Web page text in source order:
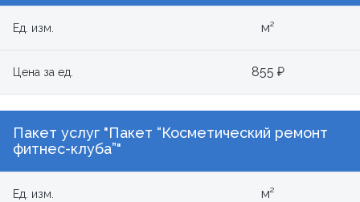
Ед. изм. м²
Цена за ед. 855 ₽
Пакет услуг "Пакет “Косметический ремонт
фитнес-клуба”"
Ед. изм. м²